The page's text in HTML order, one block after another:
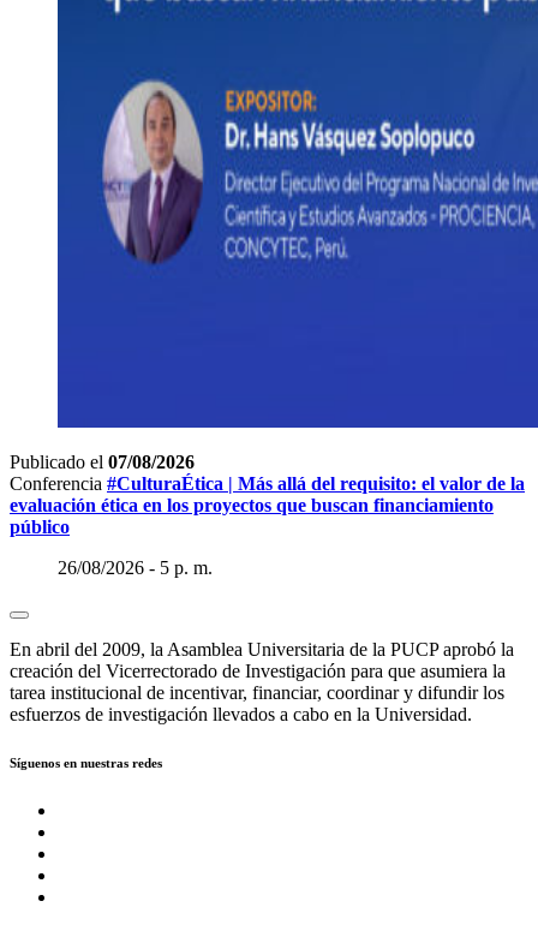
Publicado el 07/08/2026
Conferencia #CulturaÉtica | Más allá del requisito: el valor de la
evaluación ética en los proyectos que buscan financiamiento
público
26/08/2026 - 5 p. m.
En abril del 2009, la Asamblea Universitaria de la PUCP aprobó la
creación del Vicerrectorado de Investigación para que asumiera la
tarea institucional de incentivar, financiar, coordinar y difundir los
esfuerzos de investigación llevados a cabo en la Universidad.
Síguenos en nuestras redes